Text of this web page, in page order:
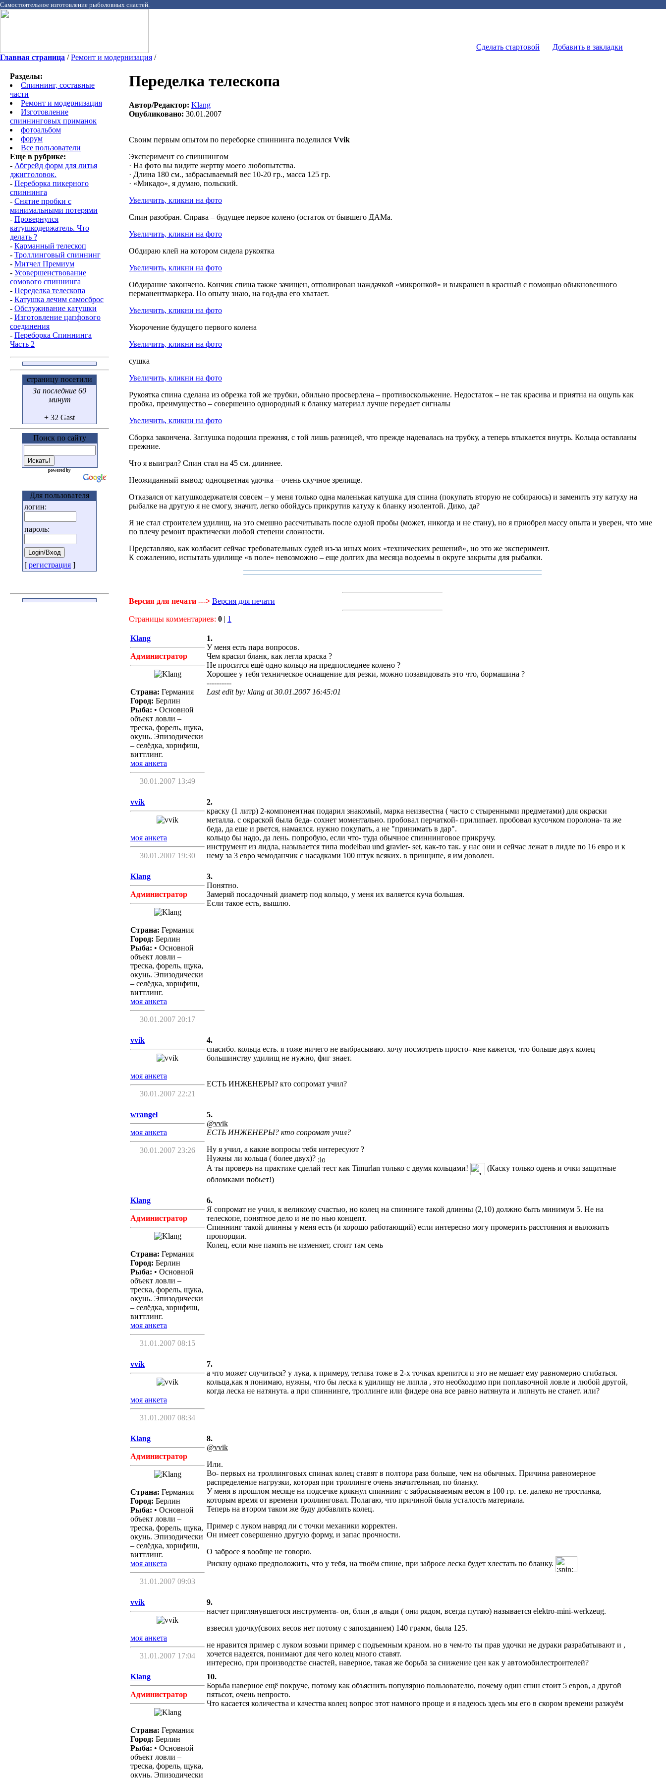
Самостоятельное изготовление рыболовных снастей.
Сделать стартовой
Добавить в закладки
Главная страница /Ремонт и модернизация /
Разделы:
Спиннинг, составные
части
Ремонт и модернизация
Изготовление
спиннинговых приманок
фотоальбом
форум
Все пользователи
Еще в рубрике:
- Абгрейд форм для литья
джигголовок.
- Переборка пикерного
спиннинга
- Снятие пробки с
минимальными потерями
- Провернулся
катушкодержатель. Что
делать ?
- Карманный телескоп
- Троллинговый спиннинг
- Митчел Премиум
- Усовершенствование
сомового спиннинга
- Переделка телескопа
- Катушка лечим самосброс
- Обслуживание катушки
- Изготовление цапфового
соединения
- Переборка Спиннинга
Часть 2
страницу посетили
За последние 60
минут
+ 32 Gast
Поиск по сайту
powered by
Для пользователя
логин:
пароль:
[ регистрация ]
Переделка телескопа
Автор/Редактор: Klang
Опубликовано: 30.01.2007
Своим первым опытом по переборке спиннинга поделился Vvik
Эксперимент со спиннингом
· На фото вы видите жертву моего любопытства.
· Длина 180 см., забрасываемый вес 10-20 гр., масса 125 гр.
· «Микадо», я думаю, польский.
Увеличить, кликни на фото
Спин разобран. Справа – будущее первое колено (остаток от бывшего ДАМа.
Увеличить, кликни на фото
Обдираю клей на котором сидела рукоятка
Увеличить, кликни на фото
Обдирание закончено. Кончик спина также зачищен, отполирован наждачкой «микронкой» и выкрашен в красный с помощью обыкновенного
перманентмаркера. По опыту знаю, на год-два его хватает.
Увеличить, кликни на фото
Укорочение будущего первого колена
Увеличить, кликни на фото
сушка
Увеличить, кликни на фото
Рукоятка спина сделана из обрезка той же трубки, обильно просверлена – противоскольжение. Недостаток – не так красива и приятна на ощупь как
пробка, преимущество – совершенно однородный к бланку материал лучше передает сигналы
Увеличить, кликни на фото
Сборка закончена. Заглушка подошла прежняя, с той лишь разницей, что прежде надевалась на трубку, а теперь втыкается внутрь. Кольца оставланы
прежние.
Что я выиграл? Спин стал на 45 см. длиннее.
Неожиданный вывод: одноцветная удочка – очень скучное зрелище.
Отказался от катушкодержателя совсем – у меня только одна маленькая катушка для спина (покупать вторую не собираюсь) и заменить эту катуху на
рыбалке на другую я не смогу, значит, легко обойдусь прикрутив катуху к бланку изолентой. Дико, да?
Я не стал строителем удилищ, на это смешно рассчитывать после одной пробы (может, никогда и не стану), но я приобрел массу опыта и уверен, что мне
по плечу ремонт практически любой степени сложности.
Представляю, как колбасит сейчас требовательных судей из-за иных моих «технических решений», но это же эксперимент.
К сожалению, испытать удилище «в поле» невозможно – еще долгих два месяца водоемы в округе закрыты для рыбалки.
Версия для печати ---> Версия для печати
Страницы комментариев: 0 | 1
Klang
Администратор
Страна: Германия
Город: Берлин
Рыба: • Основной
объект ловли –
треска, форель, щука,
окунь. Эпизодически
– селёдка, хорнфиш,
виттлинг.
моя анкета
30.01.2007 13:49
1.
У меня есть пара вопросов.
Чем красил бланк, как легла краска ?
Не просится ещё одно кольцо на предпоследнее колено ?
Хорошее у тебя техническое оснащение для резки, можно позавидовать это что, бормашина ?
----------
Last edit by: klang at 30.01.2007 16:45:01
vvik
моя анкета
30.01.2007 19:30
2.
краску (1 литр) 2-компонентная подарил знакомый, марка неизвестна ( часто с стыренными предметами) для окраски
металла. с окраской была беда- сохнет моментально. пробовал перчаткой- прилипает. пробовал кусочком поролона- та же
беда, да еще и рвется, намаялся. нужно покупать, а не "принимать в дар".
кольцо бы надо, да лень. попробую, если что- туда обычное спиннинговое прикручу.
инструмент из лидла, называется типа modelbau und gravier- set, как-то так. у нас они и сейчас лежат в лидле по 16 евро и к
нему за 3 евро чемоданчик с насадками 100 штук всяких. в принципе, я им доволен.
Klang
Администратор
Страна: Германия
Город: Берлин
Рыба: • Основной
объект ловли –
треска, форель, щука,
окунь. Эпизодически
– селёдка, хорнфиш,
виттлинг.
моя анкета
30.01.2007 20:17
3.
Понятно.
Замеряй посадочный диаметр под кольцо, у меня их валяется куча большая.
Если такое есть, вышлю.
vvik
моя анкета
30.01.2007 22:21
4.
спасибо. кольца есть. я тоже ничего не выбрасываю. хочу посмотреть просто- мне кажется, что больше двух колец
большинству удилищ не нужно, фиг знает.
ЕСТЬ ИНЖЕНЕРЫ? кто сопромат учил?
wrangel
моя анкета
30.01.2007 23:26
5.
@vvik
ЕСТЬ ИНЖЕНЕРЫ? кто сопромат учил?
Ну я учил, а какие вопросы тебя интересуют ?
Нужны ли кольца ( более двух)?
А ты проверь на практике сделай тест как Timurlan только с двумя кольцами!
(Каску только одень и очки защитные
обломками побьет!)
Klang
Администратор
Страна: Германия
Город: Берлин
Рыба: • Основной
объект ловли –
треска, форель, щука,
окунь. Эпизодически
– селёдка, хорнфиш,
виттлинг.
моя анкета
31.01.2007 08:15
6.
Я сопромат не учил, к великому счастью, но колец на спинниге такой длинны (2,10) должно быть минимум 5. Не на
телескопе, понятное дело и не по нью концепт.
Спиннинг такой длинны у меня есть (и хорошо работающий) если интересно могу промерить расстояния и выложить
пропорции.
Колец, если мне память не изменяет, стоит там семь
vvik
моя анкета
31.01.2007 08:34
7.
а что может случиться? у лука, к примеру, тетива тоже в 2-х точках крепится и это не мешает ему равномерно сгибаться.
кольца,как я понимаю, нужны, что бы леска к удилищу не липла , это необходимо при поплавочной ловле и любой другой,
когда леска не натянута. а при спиннинге, троллинге или фидере она все равно натянута и липнуть не станет. или?
Klang
Администратор
Страна: Германия
Город: Берлин
Рыба: • Основной
объект ловли –
треска, форель, щука,
окунь. Эпизодически
– селёдка, хорнфиш,
виттлинг.
моя анкета
31.01.2007 09:03
8.
@vvik
Или.
Во- первых на троллинговых спинах колец ставят в полтора раза больше, чем на обычных. Причина равномерное
распределение нагрузки, которая при троллинге очень значительная, по бланку.
У меня в прошлом месяце на подсечке крякнул спиннинг с забрасываемым весом в 100 гр. т.е. далеко не тростинка,
которым время от времени троллинговал. Полагаю, что причиной была усталость материала.
Теперь на втором таком же буду добавлять колец.
Пример с луком навряд ли с точки механики корректен.
Он имеет совершенно другую форму, и запас прочности.
О забросе я вообще не говорю.
Рискну однако предположить, что у тебя, на твоём спине, при забросе леска будет хлестать по бланку.
vvik
моя анкета
31.01.2007 17:04
9.
насчет приглянувшегося инструмента- он, блин ,в альди ( они рядом, всегда путаю) называется elektro-mini-werkzeug.
взвесил удочку(своих весов нет потому с запозданием) 140 грамм, была 125.
не нравится пример с луком возьми пример с подъемным краном. но в чем-то ты прав удочки не дураки разрабатывают и ,
хочется надеятся, понимают для чего колец много ставят.
интересно, при производстве снастей, наверное, такая же борьба за снижение цен как у автомобилестроителей?
Klang
Администратор
Страна: Германия
Город: Берлин
Рыба: • Основной
объект ловли –
треска, форель, щука,
окунь. Эпизодически
10.
Борьба наверное ещё покруче, потому как объяснить популярно пользователю, почему один спин стоит 5 евров, а другой
пятьсот, очень непросто.
Что касается количества и качества колец вопрос этот намного проще и я надеюсь здесь мы его в скором времени разжуём